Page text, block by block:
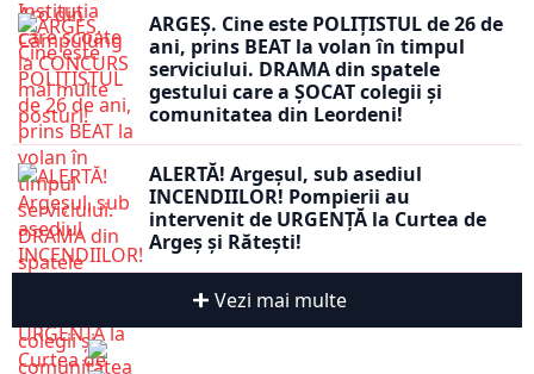
ARGEȘ. Cine este POLIȚISTUL de 26 de
ani, prins BEAT la volan în timpul
serviciului. DRAMA din spatele
gestului care a ȘOCAT colegii și
comunitatea din Leordeni!
ALERTĂ! Argeșul, sub asediul
INCENDIILOR! Pompierii au
intervenit de URGENȚĂ la Curtea de
Argeș și Rătești!
Vezi mai multe